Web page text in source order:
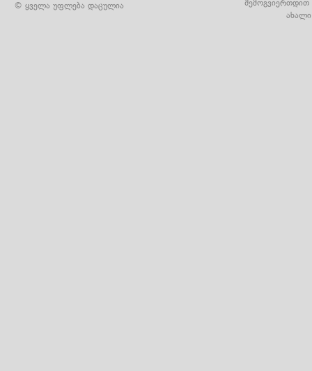
© ყველა უფლება დაცულია
შემოგვიერთდით
ახალი